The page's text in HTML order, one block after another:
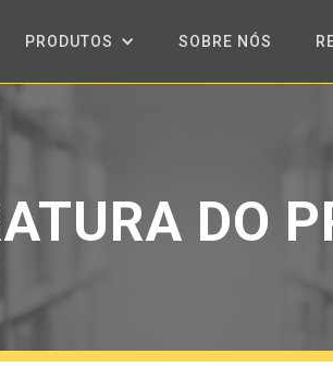
PRODUTOS SOBRE NÓS
DO